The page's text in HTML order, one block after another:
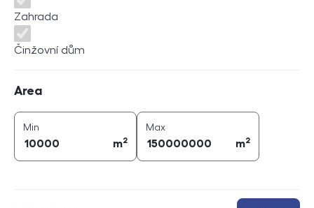
Zahrada
Činžovní dům
Area
Min
m2
Maxarea (
m2